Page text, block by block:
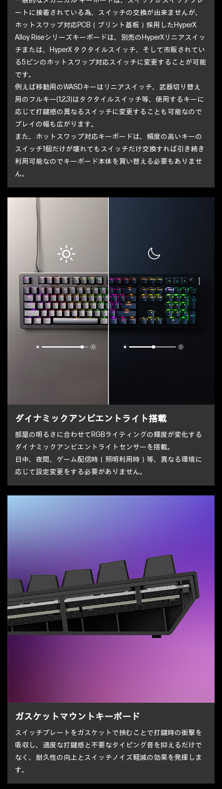
ートに接着されている為、スイッチの交換が出来ませんが、
ホットスワップ対応PCB（プリント基板）採用したHyperX
Alloy Riseシリーズキーボードは、別売のHyperXリニアスイッ
チまたは、HyperX タクタイルスイッチ、そして市販されてい
る5ピンのホットスワップ対応スイッチに変更することが可能
です。
例えば移動用のWASDキーはリニアスイッチ、武器切り替え
用のフルキー(1,2,3)はタクタイルスイッチ等、使用するキーに
応じて打鍵感の異なるスイッチに変更することも可能なので
プレイの幅も広がります。
また、ホットスワップ対応キーボードは、頻度の高いキーの
スイッチ1個だけが壊れてもスイッチだけ交換すれば引き続き
利用可能なのでキーボード本体を買い替える必要もありませ
ん。
ダイナミックアンビエントライト搭載
部屋の明るさに合わせてRGBライティングの輝度が変化する
ダイナミックアンビエントライトセンサーを搭載。
日中、夜間、ゲーム配信時（照明利用時）等、異なる環境に
応じて設定変更をする必要がありません。
ガスケットマウントキーボード
スイッチプレートをガスケットで挟むことで打鍵時の衝撃を
吸収し、適度な打鍵感と不要なタイピング音を抑えるだけで
なく、耐久性の向上とスイッチノイズ軽減の効果を発揮しま
す。